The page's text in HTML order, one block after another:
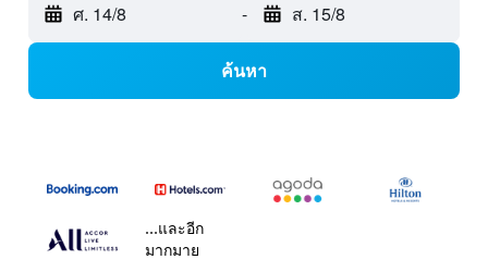
ศ. 14/8 - ส. 15/8
ค้นหา
...และอีก
มากมาย